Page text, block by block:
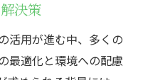
コストの削減
導入がもたらすビ
決策
活用が進む中、多くの
最適化と環境への配慮